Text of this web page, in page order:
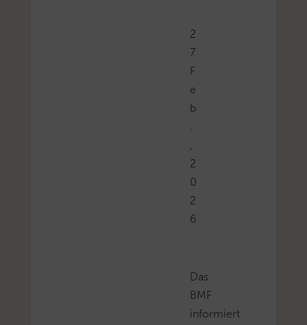
2
7
F
e
b
.
,
2
0
2
6
Das
BMF
informiert